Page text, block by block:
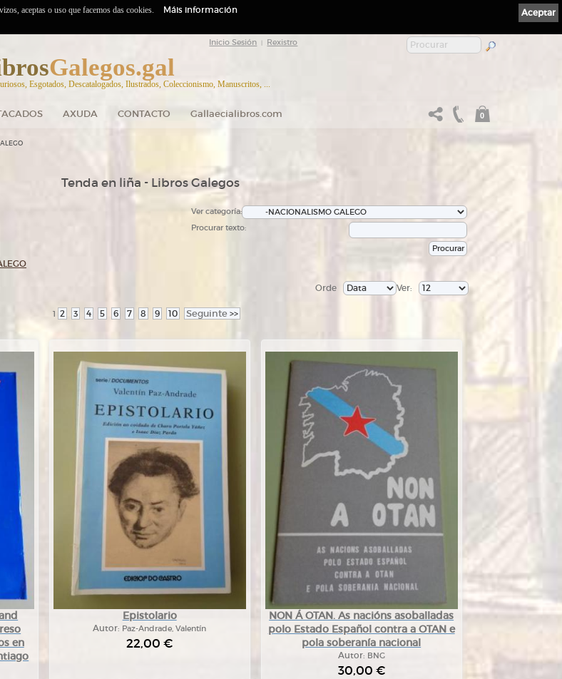
Inicio Sesión Rexistro
Galegos.gal
Esgotados, Descatalogados, Ilustrados, Coleccionismo, Manuscritos, ...
AXUDA CONTACTO Gallaecialibros.com 0
Tenda en liña - Libros Galegos
Ver categoría:
Procurar texto:
Ver:
Orde
1 2 3 4 5 6 7 8 9 10 Seguinte >>
en
Epistolario
Autor: Paz-Andrade, Valentín
22,00 €
NON Á OTAN. As nacións asoballadas
polo Estado Español contra a OTAN e
pola soberanía nacional
Autor: BNG
30,00 €
Aceptar
aceptas o uso que facemos das cookies. Máis información